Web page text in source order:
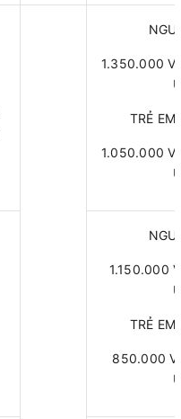
1.350.000
TRẺ
1.050.000
1.150.000
TRẺ
850.000